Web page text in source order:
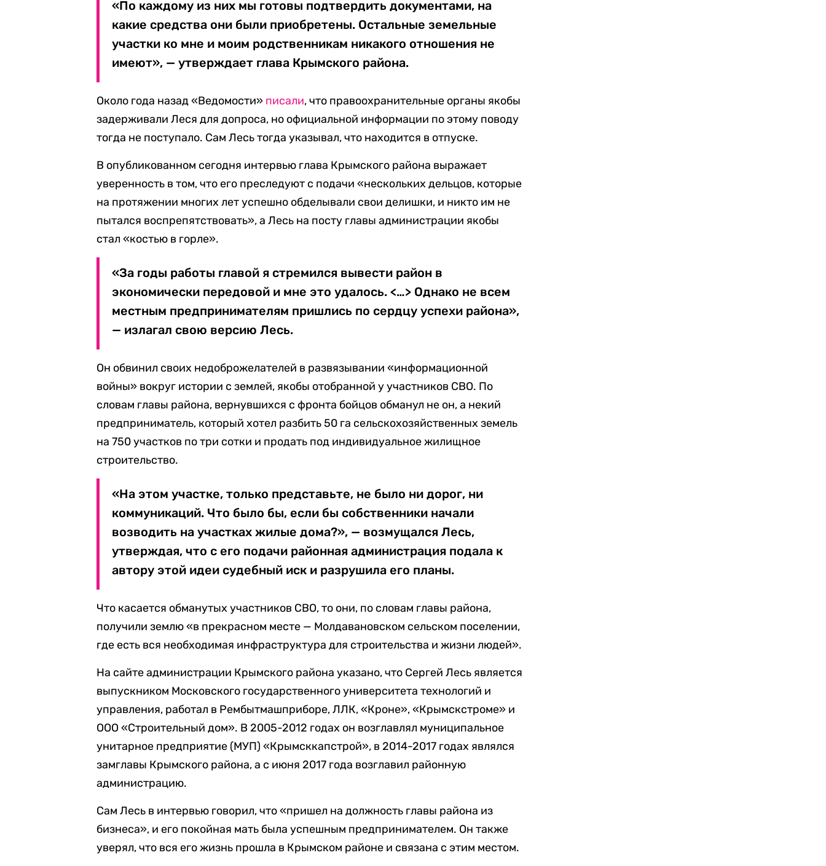
«По каждому из них мы готовы подтвердить документами, на
какие средства они были приобретены. Остальные земельные
участки ко мне и моим родственникам никакого отношения не
имеют», — утверждает глава Крымского района.
Около года назад «Ведомости» писали, что правоохранительные органы якобы
задерживали Леся для допроса, но официальной информации по этому поводу
тогда не поступало. Сам Лесь тогда указывал, что находится в отпуске.
В опубликованном сегодня интервью глава Крымского района выражает
уверенность в том, что его преследуют с подачи «нескольких дельцов, которые
на протяжении многих лет успешно обделывали свои делишки, и никто им не
пытался воспрепятствовать», а Лесь на посту главы администрации якобы
стал «костью в горле».
«За годы работы главой я стремился вывести район в
экономически передовой и мне это удалось. <…> Однако не всем
местным предпринимателям пришлись по сердцу успехи района»,
— излагал свою версию Лесь.
Он обвинил своих недоброжелателей в развязывании «информационной
войны» вокруг истории с землей, якобы отобранной у участников СВО. По
словам главы района, вернувшихся с фронта бойцов обманул не он, а некий
предприниматель, который хотел разбить 50 га сельскохозяйственных земель
на 750 участков по три сотки и продать под индивидуальное жилищное
строительство.
«На этом участке, только представьте, не было ни дорог, ни
коммуникаций. Что было бы, если бы собственники начали
возводить на участках жилые дома?», — возмущался Лесь,
утверждая, что с его подачи районная администрация подала к
автору этой идеи судебный иск и разрушила его планы.
Что касается обманутых участников СВО, то они, по словам главы района,
получили землю «в прекрасном месте — Молдавановском сельском поселении,
где есть вся необходимая инфраструктура для строительства и жизни людей».
На сайте администрации Крымского района указано, что Сергей Лесь является
выпускником Московского государственного университета технологий и
управления, работал в Рембытмашприборе, ЛЛК, «Кроне», «Крымскстроме» и
ООО «Строительный дом». В 2005-2012 годах он возглавлял муниципальное
унитарное предприятие (МУП) «Крымсккапстрой», в 2014-2017 годах являлся
замглавы Крымского района, а с июня 2017 года возглавил районную
администрацию.
Сам Лесь в интервью говорил, что «пришел на должность главы района из
бизнеса», и его покойная мать была успешным предпринимателем. Он также
уверял, что вся его жизнь прошла в Крымском районе и связана с этим местом.